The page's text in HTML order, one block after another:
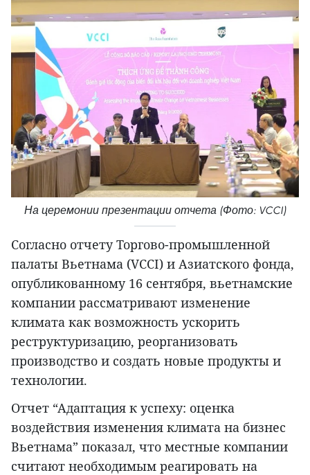
На церемонии презентации отчета (Фото: VCCI)
Согласно отчету Торгово-промышленной
палаты Вьетнама (VCCI) и Азиатского фонда,
опубликованному 16 сентября, вьетнамские
компании рассматривают изменение
климата как возможность ускорить
реструктуризацию, реорганизовать
производство и создать новые продукты и
технологии.
Отчет “Адаптация к успеху: оценка
воздействия изменения климата на бизнес
Вьетнама” показал, что местные компании
считают необходимым реагировать на